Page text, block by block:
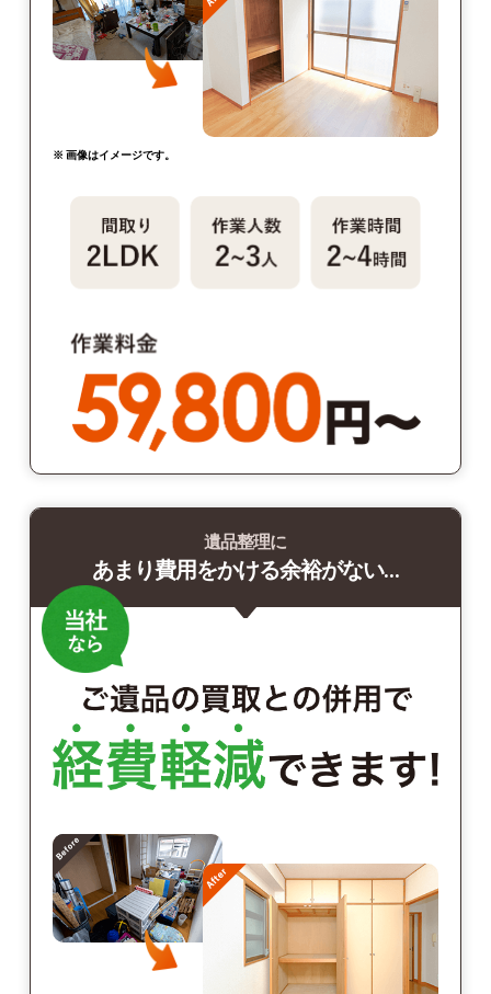
※ 画像はイメージです。
遺品整理に
あまり費用をかける余裕がない…